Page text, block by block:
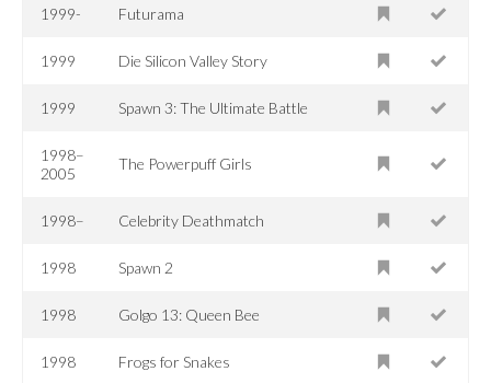
1999- Futurama
1999 Die Silicon Valley Story
1999 Spawn 3: The Ultimate Battle
1998–
2005
The Powerpuff Girls
1998– Celebrity Deathmatch
1998 Spawn 2
1998 Golgo 13: Queen Bee
1998 Frogs for Snakes